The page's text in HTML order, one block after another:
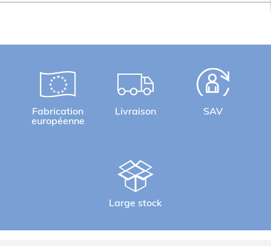
Fabrication
européenne
Livraison SAV
Large stock